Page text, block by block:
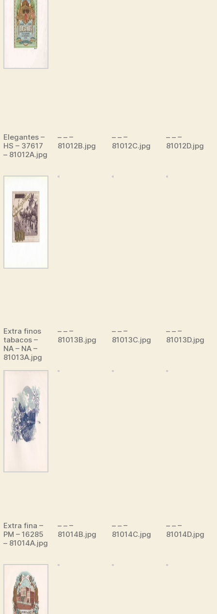
Elegantes –
HS – 37617
– 81012A.jpg
– – –
81012B.jpg
– – –
81012C.jpg
– – –
81012D.jpg
Extra finos
tabacos –
NA – NA –
81013A.jpg
– – –
81013B.jpg
– – –
81013C.jpg
– – –
81013D.jpg
Extra fina –
PM – 16285
– 81014A.jpg
– – –
81014B.jpg
– – –
81014C.jpg
– – –
81014D.jpg